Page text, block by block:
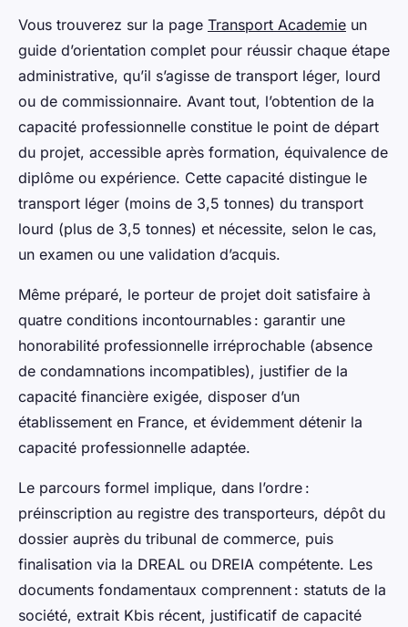
Vous trouverez sur la page Transport Academie un
guide d’orientation complet pour réussir chaque étape
administrative, qu’il s’agisse de transport léger, lourd
ou de commissionnaire. Avant tout, l’obtention de la
capacité professionnelle constitue le point de départ
du projet, accessible après formation, équivalence de
diplôme ou expérience. Cette capacité distingue le
transport léger (moins de 3,5 tonnes) du transport
lourd (plus de 3,5 tonnes) et nécessite, selon le cas,
un examen ou une validation d’acquis.
Même préparé, le porteur de projet doit satisfaire à
quatre conditions incontournables : garantir une
honorabilité professionnelle irréprochable (absence
de condamnations incompatibles), justifier de la
capacité financière exigée, disposer d’un
établissement en France, et évidemment détenir la
capacité professionnelle adaptée.
Le parcours formel implique, dans l’ordre :
préinscription au registre des transporteurs, dépôt du
dossier auprès du tribunal de commerce, puis
finalisation via la DREAL ou DREIA compétente. Les
documents fondamentaux comprennent : statuts de la
société, extrait Kbis récent, justificatif de capacité